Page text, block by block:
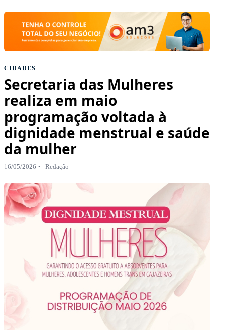
CIDADES
Secretaria das Mulheres
realiza em maio
programação voltada à
dignidade menstrual e saúde
da mulher
16/05/2026 Redação